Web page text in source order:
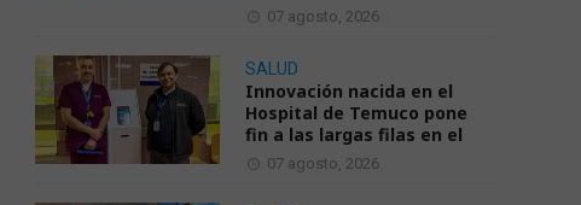
07 agosto, 2026
SALUD
Innovación nacida en el
Hospital de Temuco pone
fin a las largas filas en el
07 agosto, 2026